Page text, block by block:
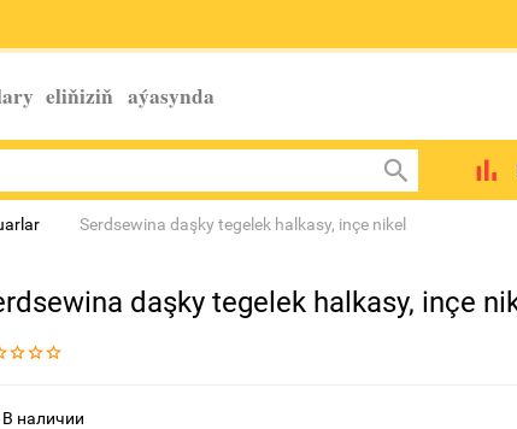
eliňiziň aýasynda
Serdsewina daşky tegelek halkasy, inçe nikel
daşky tegelek halkasy, inçe
В наличии